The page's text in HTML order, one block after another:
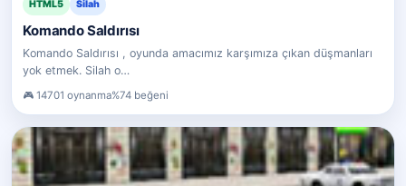
HTML5 Silah
Komando Saldırısı
Komando Saldırısı , oyunda amacımız karşımıza çıkan düşmanları
yok etmek. Silah o…
14701 oynanma%74 beğeni